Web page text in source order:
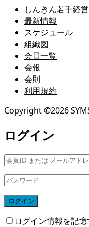
しんきん若手経
最新情報
スケジュール
組織図
会員一覧
会報
会則
利用規約
Copyright ©2026
ログイン
ログイン
ログイン情報を記憶